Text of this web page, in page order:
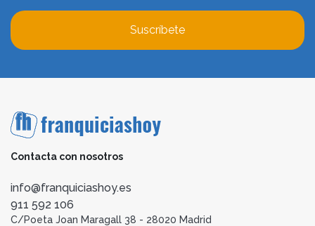
Suscríbete
Contacta con nosotros
info@franquiciashoy.es
911 592 106
C/Poeta Joan Maragall 38 - 28020 Madrid